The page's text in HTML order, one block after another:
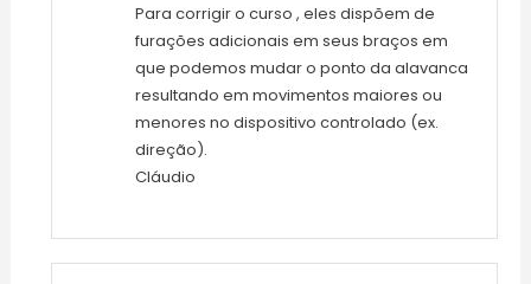
Para corrigir o curso , eles dispõem de
furações adicionais em seus braços em
que podemos mudar o ponto da alavanca
resultando em movimentos maiores ou
menores no dispositivo controlado (ex.
direção).
Cláudio